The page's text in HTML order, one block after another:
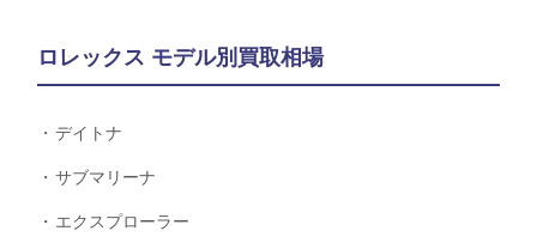
ロレックス モデル別買取相場
デイトナ
サブマリーナ
エクスプローラー